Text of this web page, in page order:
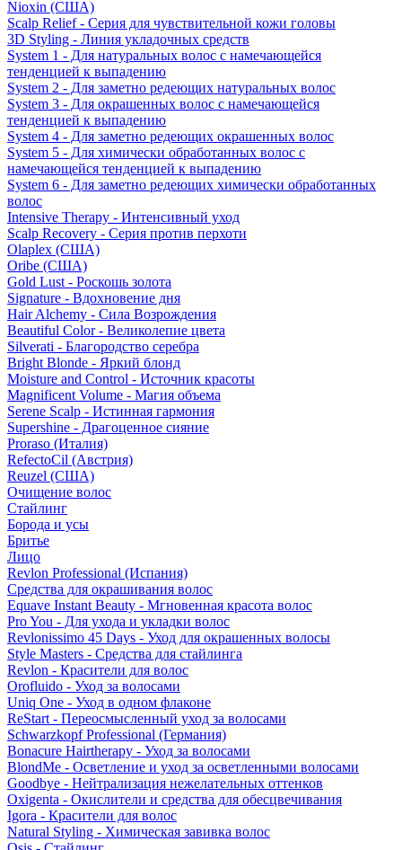
Nioxin (США)
Scalp Relief - Серия для чувствительной кожи головы
3D Styling - Линия укладочных средств
System 1 - Для натуральных волос с намечающейся
тенденцией к выпадению
System 2 - Для заметно редеющих натуральных волос
System 3 - Для окрашенных волос с намечающейся
тенденцией к выпадению
System 4 - Для заметно редеющих окрашенных волос
System 5 - Для химически обработанных волос с
намечающейся тенденцией к выпадению
System 6 - Для заметно редеющих химически обработанных
волос
Intensive Therapy - Интенсивный уход
Scalp Recovery - Серия против перхоти
Olaplex (США)
Oribe (США)
Gold Lust - Роскошь золота
Signature - Вдохновение дня
Hair Alchemy - Сила Возрождения
Beautiful Color - Великолепие цвета
Silverati - Благородство серебра
Bright Blonde - Яркий блонд
Moisture and Control - Источник красоты
Magnificent Volume - Магия объема
Serene Scalp - Истинная гармония
Supershine - Драгоценное сияние
Proraso (Италия)
RefectoCil (Австрия)
Reuzel (США)
Очищение волос
Стайлинг
Борода и усы
Бритье
Лицо
Revlon Professional (Испания)
Средства для окрашивания волос
Equave Instant Beauty - Мгновенная красота волос
Pro You - Для ухода и укладки волос
Revlonissimo 45 Days - Уход для окрашенных волосы
Style Masters - Средства для стайлинга
Revlon - Красители для волос
Orofluido - Уход за волосами
Uniq One - Уход в одном флаконе
ReStart - Переосмысленный уход за волосами
Schwarzkopf Professional (Германия)
Bonacure Hairtherapy - Уход за волосами
BlondMe - Осветление и уход за осветленными волосами
Goodbye - Нейтрализация нежелательных оттенков
Oxigenta - Окислители и средства для обесцвечивания
Igora - Красители для волос
Natural Styling - Химическая завивка волос